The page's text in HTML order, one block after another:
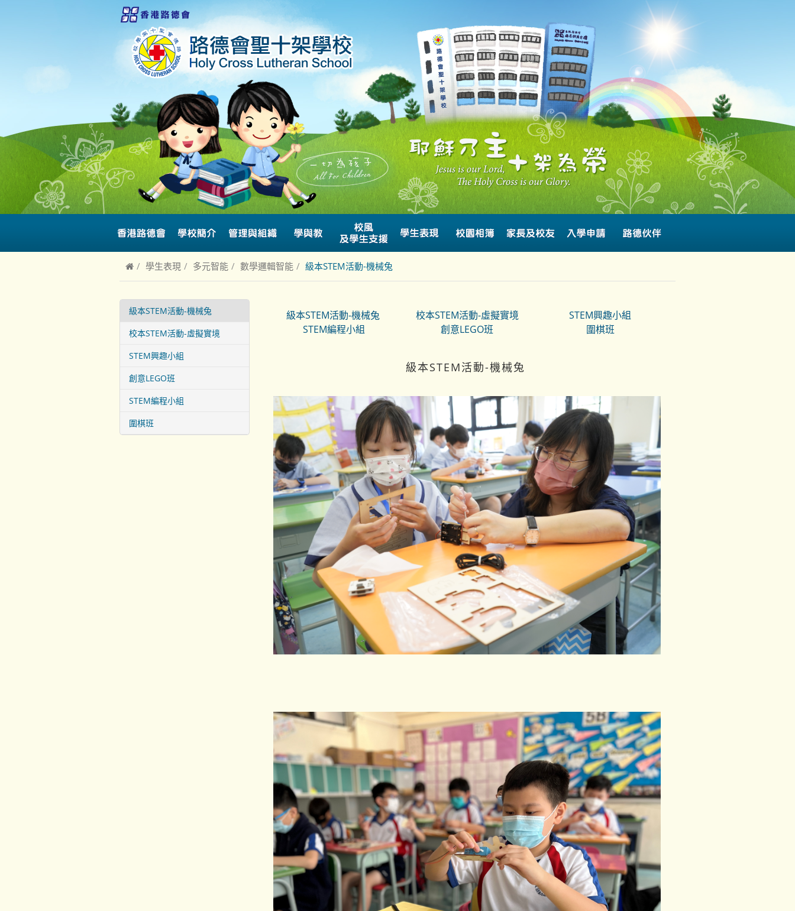
學生表現 多元智能 數學邏輯智能 級本STEM活動-機械兔
級本STEM活動-機械兔
校本STEM活動-虛擬實境
STEM興趣小組
創意LEGO班
STEM編程小組
圍棋班
級本STEM活動-機械兔 校本STEM活動-虛擬實境
STEM興趣小組
STEM編程小組
創意LEGO班 圍棋班
級本STEM活動-機械兔